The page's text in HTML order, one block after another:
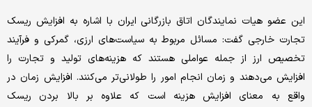
این عضو هیات نمایندگان اتاق بازرگانی ایران با اشاره به افزایش ریسک
تجارت خارجی گفت: مسائل مربوط به سیاست‌های ارزی، گمرکی و فرآیند
تخصیص ارز از جمله عواملی هستند که هزینه‌های تولید و تجارت را
افزایش می‌دهند و زمان انجام امور را طولانی‌تر می‌کنند. افزایش زمان در
واقع به معنای افزایش هزینه است که علاوه بر بالا بردن ریسک